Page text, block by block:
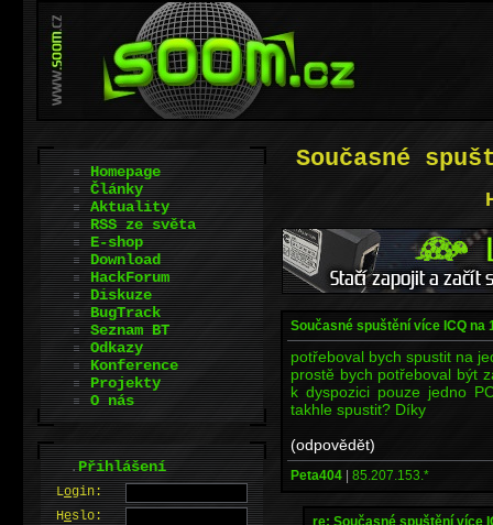
Současné
Současné spuštění více ICQ na
potřeboval bych spustit na
prostě bych potřeboval být
k dyspozici pouze jedno
takhle spustit? Díky
(odpovědět)
Peta404 | 85.207.153.*
re: Současné spuštění více
Homepage
Články
Aktuality
RSS ze světa
E-shop
Download
HackForum
Diskuze
BugTrack
Seznam BT
Odkazy
Konference
Projekty
O nás
.Přihlášení
Login:
Heslo: